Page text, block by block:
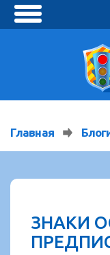
toggle
Главная
ЗНАКИ